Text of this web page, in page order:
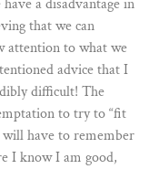
a disadvantage in
that we can
attention to what we
advice that I
difficult! The
to try to “fit
will have to remember
I know I am good,